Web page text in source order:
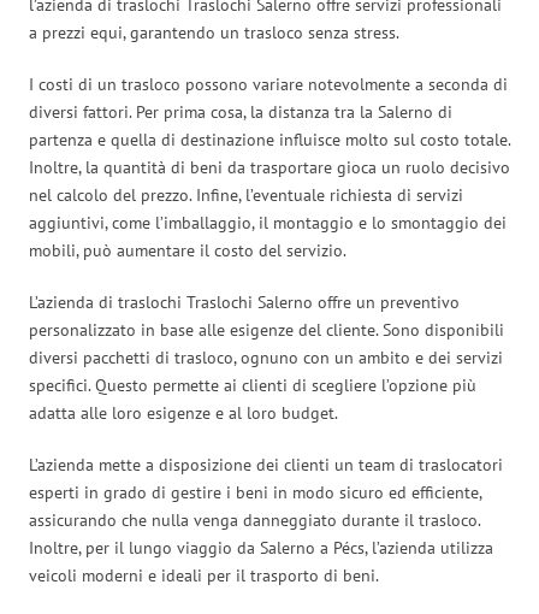
l’azienda di traslochi Traslochi Salerno offre servizi professionali
a prezzi equi, garantendo un trasloco senza stress.
I costi di un trasloco possono variare notevolmente a seconda di
diversi fattori. Per prima cosa, la distanza tra la Salerno di
partenza e quella di destinazione influisce molto sul costo totale.
Inoltre, la quantità di beni da trasportare gioca un ruolo decisivo
nel calcolo del prezzo. Infine, l’eventuale richiesta di servizi
aggiuntivi, come l’imballaggio, il montaggio e lo smontaggio dei
mobili, può aumentare il costo del servizio.
L’azienda di traslochi Traslochi Salerno offre un preventivo
personalizzato in base alle esigenze del cliente. Sono disponibili
diversi pacchetti di trasloco, ognuno con un ambito e dei servizi
specifici. Questo permette ai clienti di scegliere l’opzione più
adatta alle loro esigenze e al loro budget.
L’azienda mette a disposizione dei clienti un team di traslocatori
esperti in grado di gestire i beni in modo sicuro ed efficiente,
assicurando che nulla venga danneggiato durante il trasloco.
Inoltre, per il lungo viaggio da Salerno a Pécs, l’azienda utilizza
veicoli moderni e ideali per il trasporto di beni.